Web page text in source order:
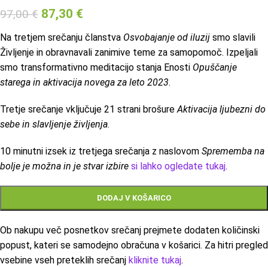
97,00€ 87,30 €
Na tretjem srečanju članstva Osvobajanje od iluzij smo slavili
Življenje in obravnavali zanimive teme za samopomoč. Izpeljali
smo transformativno meditacijo stanja Enosti Opuščanje
starega in aktivacija novega za leto 2023.
Tretje srečanje vključuje 21 strani brošureAktivacija ljubezni do
sebe in slavljenje življenja.
10 minutni izsek iz tretjega srečanja z naslovom Sprememba na
bolje je možna in je stvar izbire si lahko ogledate tukaj.
DODAJ V KOŠARICO
Ob nakupu več posnetkov srečanj prejmete dodaten količinski
popust, kateri se samodejno obračuna v košarici. Za hitri pregled
vsebine vseh preteklih srečanj kliknite tukaj.